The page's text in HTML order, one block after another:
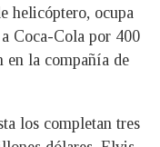
helicóptero, ocupa
Coca-Cola por 400
en la compañía de
los completan tres